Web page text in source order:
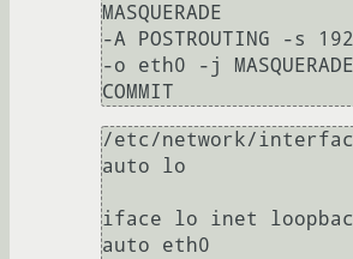
MASQUERADE
-A POSTROUTING -s
-o eth0 -j MASQUERADE
COMMIT
/etc/network/
auto lo
iface lo inet
auto eth0